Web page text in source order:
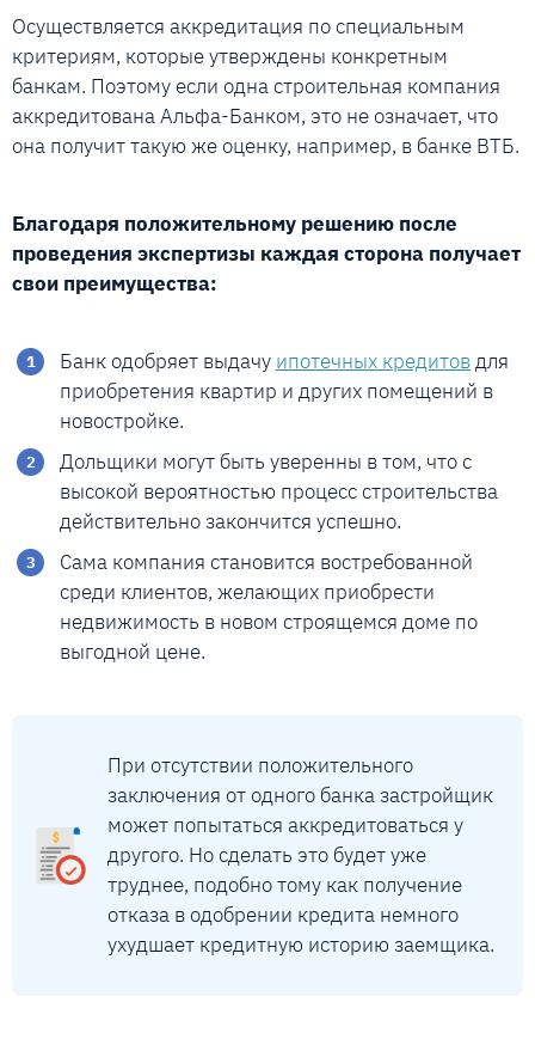
Осуществляется аккредитация по специальным
критериям, которые утверждены конкретным
банкам. Поэтому если одна строительная компания
аккредитована Альфа-Банком, это не означает, что
она получит такую же оценку, например, в банке ВТБ.
Благодаря положительному решению после
проведения экспертизы каждая сторона получает
свои преимущества:
Банк одобряет выдачу ипотечных кредитовдля
приобретения квартир и других помещений в
новостройке.
Дольщики могут быть уверенны в том, что с
высокой вероятностью процесс строительства
действительно закончится успешно.
Сама компания становится востребованной
среди клиентов, желающих приобрести
недвижимость в новом строящемся доме по
выгодной цене.
При отсутствии положительного
заключения от одного банка застройщик
может попытаться аккредитоваться у
другого. Но сделать это будет уже
труднее, подобно тому как получение
отказа в одобрении кредита немного
ухудшает кредитную историю заемщика.